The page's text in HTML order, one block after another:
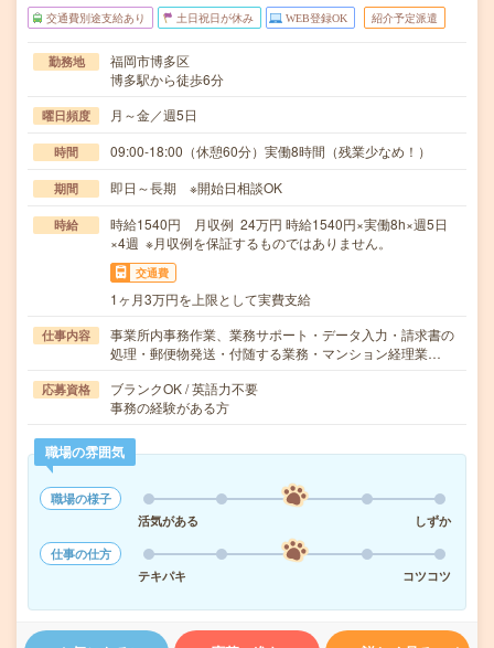
交通費別途支給あり 土日祝日が休み WEB登録OK 紹介予定派遣
勤務地
福岡市博多区
博多駅から徒歩6分
曜日頻度 月～金／週5日
時間 09:00-18:00（休憩60分）実働8時間（残業少なめ！）
期間 即日～長期 ※開始日相談OK
時給
時給1540円 月収例 24万円 時給1540円×実働8h×週5日
×4週 ※月収例を保証するものではありません。
交通費
1ヶ月3万円を上限として実費支給
仕事内容
事業所内事務作業、業務サポート・データ入力・請求書の
処理・郵便物発送・付随する業務・マンション経理業…
応募資格
ブランクOK / 英語力不要
事務の経験がある方
職場の雰囲気
職場の様子
活気がある
しずか
仕事の仕方
テキパキ
コツコツ